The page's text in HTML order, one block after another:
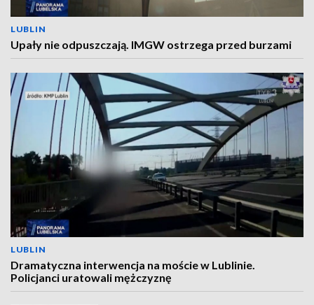
LUBLIN
Upały nie odpuszczają. IMGW ostrzega przed burzami
LUBLIN
Dramatyczna interwencja na moście w Lublinie.
Policjanci uratowali mężczyznę